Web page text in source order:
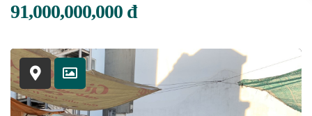
91,000,000,000 đ